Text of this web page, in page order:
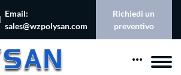
Email:
sales@wzpolysan.com
Richiedi un
preventivo